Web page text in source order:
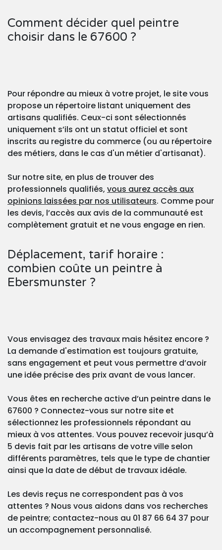
Comment décider quel peintre
choisir dans le 67600 ?
Pour répondre au mieux à votre projet, le site vous
propose un répertoire listant uniquement des
artisans qualifiés. Ceux-ci sont sélectionnés
uniquement s’ils ont un statut officiel et sont
inscrits au registre du commerce (ou au répertoire
des métiers, dans le cas d'un métier d'artisanat).
Sur notre site, en plus de trouver des
professionnels qualifiés, vous aurez accès aux
opinions laissées par nos utilisateurs. Comme pour
les devis, l’accès aux avis de la communauté est
complètement gratuit et ne vous engage en rien.
Déplacement, tarif horaire :
combien coûte un peintre à
Ebersmunster ?
Vous envisagez des travaux mais hésitez encore ?
La demande d'estimation est toujours gratuite,
sans engagement et peut vous permettre d’avoir
une idée précise des prix avant de vous lancer.
Vous êtes en recherche active d’un peintre dans le
67600 ? Connectez-vous sur notre site et
sélectionnez les professionnels répondant au
mieux à vos attentes. Vous pouvez recevoir jusqu’à
5 devis fait par les artisans de votre ville selon
différents paramètres, tels que le type de chantier
ainsi que la date de début de travaux idéale.
Les devis reçus ne correspondent pas à vos
attentes ? Nous vous aidons dans vos recherches
de peintre; contactez-nous au 01 87 66 64 37 pour
un accompagnement personnalisé.